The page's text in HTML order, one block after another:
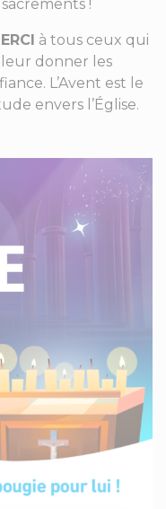
!
à tous ceux qui
donner les
L’Avent est le
envers l’Église.